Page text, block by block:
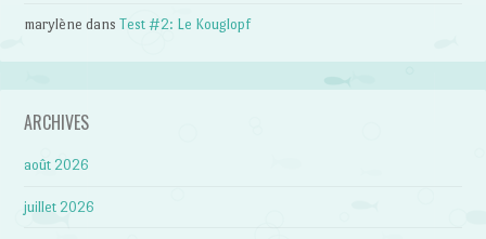
marylène dansTest #2: Le Kouglopf
ARCHIVES
août 2026
juillet 2026